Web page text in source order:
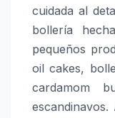
cuidada al
bollería
pequeños
oil cakes,
cardamom